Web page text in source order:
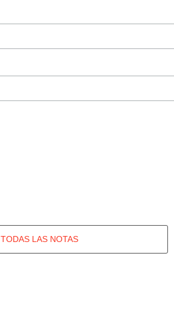
TODAS LAS NOTAS